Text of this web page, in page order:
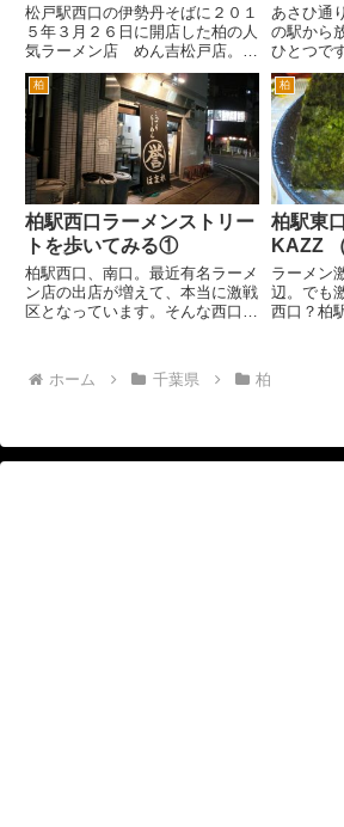
松戸駅西口の伊勢丹そばに２０１
５年３月２６日に開店した柏の人
気ラーメン店 めん吉松戸店。
閉店したと聞いていたんですが、
きょう通って確認してきました。
張り紙によると２０１５年８月
２２日に閉店したそうです。理由
として、人員不足とのことです...
あさひ通
の駅から
ひとつで
飲食店、
さん、い
が多い通
駅からす
「めん吉
い...
柏
柏駅西口ラーメンストリー
トを歩いてみる①
柏駅西口、南口。最近有名ラーメ
ン店の出店が増えて、本当に激戦
区となっています。そんな西口付
ミナル付近。 まずは、有名店な
どが出店する南口の線路沿いへ。
柏
柏駅東
KAZZ
ラーメン
辺。でも
西口？柏
ホーム 千葉県 柏